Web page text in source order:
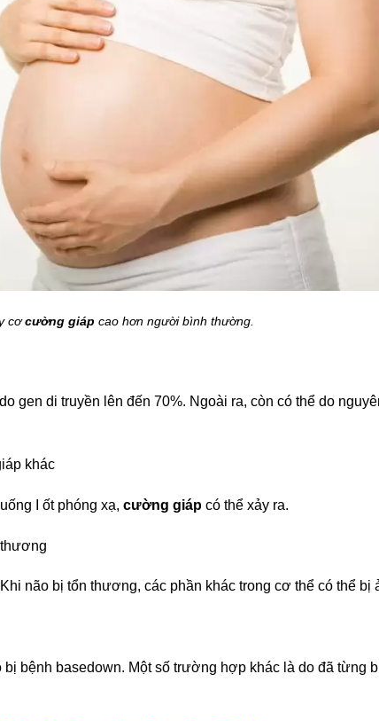
cơcường giáp cao hơn người bình thường.
gen di truyền lên đến 70%. Ngoài ra, còn có thể do
khác
I ốt phóng xạ, cường giápcó thể xảy ra.
não bị tổn thương, các phần khác trong cơ thể có thể bị
bệnh basedown. Một số trường hợp khác là do đã từng